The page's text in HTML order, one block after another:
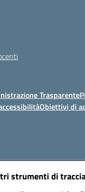
strumenti di
Trasparente
Obiettivi di
– 81020 Casapulla